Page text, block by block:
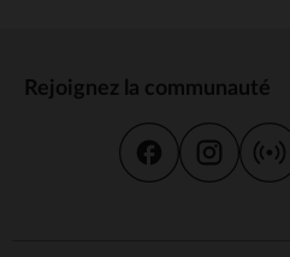
Rejoignez la communauté